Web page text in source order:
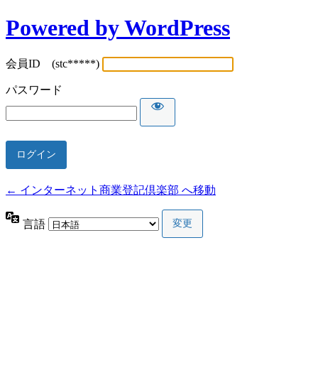
Powered by WordPress
会員ID (stc*****)
パスワード
← インターネット商業登記倶楽部 へ移動
言語